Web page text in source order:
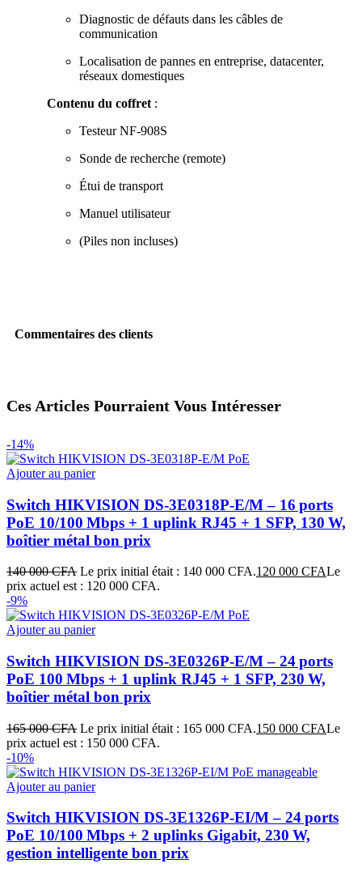
Diagnostic de défauts dans les câbles de
communication
Localisation de pannes en entreprise, datacenter,
réseaux domestiques
Contenu du coffret :
Testeur NF-908S
Sonde de recherche (remote)
Étui de transport
Manuel utilisateur
(Piles non incluses)
Commentaires des clients
Ces Articles Pourraient Vous Intéresser
-14%
Ajouter au panier
Switch HIKVISION DS‑3E0318P‑E/M – 16 ports
PoE 10/100 Mbps + 1 uplink RJ45 + 1 SFP, 130 W,
boîtier métal bon prix
140 000CFA Le prix initial était : 140 000 CFA.120 000 CFALe
prix actuel est : 120 000 CFA.
-9%
Ajouter au panier
Switch HIKVISION DS‑3E0326P‑E/M – 24 ports
PoE 100 Mbps + 1 uplink RJ45 + 1 SFP, 230 W,
boîtier métal bon prix
165 000CFA Le prix initial était : 165 000 CFA.150 000 CFALe
prix actuel est : 150 000 CFA.
-10%
Ajouter au panier
Switch HIKVISION DS‑3E1326P‑EI/M – 24 ports
PoE 10/100 Mbps + 2 uplinks Gigabit, 230 W,
gestion intelligente bon prix